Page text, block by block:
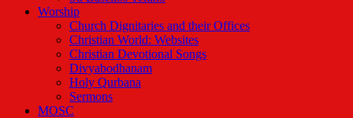
Worship
Church Dignitaries and their Offices
Christian World: Websites
Christian Devotional Songs
Divyabodhanam
Holy Qurbana
Sermons
MOSC